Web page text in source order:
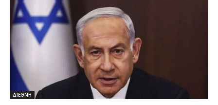
ΔΙΕΘΝΗ